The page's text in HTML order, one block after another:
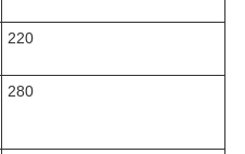
220
280